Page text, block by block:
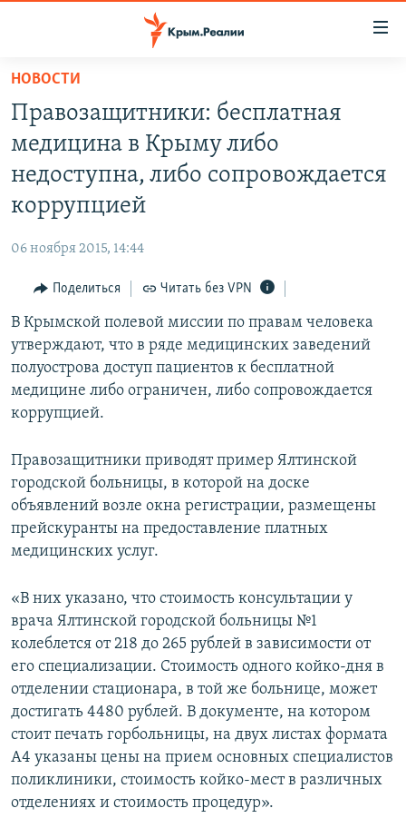
Вернуться
основному
содержанию
главной
Вернутся
поиску
СПЕЦПРОЕКТЫ
КАРТА ВОЕННЫХ ОБЪЕКТОВ КРЫМА
ИНТЕРАКТИВ
ИНФОГРАФИКА
ТЕЛЕПРОЕКТ КРЫМ.РЕАЛИИ
СОВЕТЫ ПРАВОЗАЩИТНИКОВ
ПРОПАВШИЕ БЕЗ ВЕСТИ
ПОБЕДИТЕЛЕЙ НЕ СУДЯТ?
КРЫМ.НЕПОКОРЕННЫЙ
ELIFBE
УКРАИНСКАЯ ПРОБЛЕМА КРЫМА
РАДІО СВОБОДА
КАК ОБОЙТИ БЛОКИРОВКУ
Українською
Qırımtatar
ПРИСОЕДИНЯЙТЕСЬ!
Все сайты RFE/RL
НОВОСТИ
Правозащитники: бесплатная
медицина в Крыму либо
недоступна, либо сопровождается
коррупцией
06 ноября 2015, 14:44
Поделиться Читать без VPN
В Крымской полевой миссии по правам человека
утверждают, что в ряде медицинских заведений
полуострова доступ пациентов к бесплатной
медицине либо ограничен, либо сопровождается
коррупцией.
Правозащитники приводят пример Ялтинской
городской больницы, в которой на доске
объявлений возле окна регистрации, размещены
прейскуранты на предоставление платных
медицинских услуг.
«В них указано, что стоимость консультации у
врача Ялтинской городской больницы №1
колеблется от 218 до 265 рублей в зависимости от
его специализации. Стоимость одного койко-дня в
отделении стационара, в той же больнице, может
достигать 4480 рублей. В документе, на котором
стоит печать горбольницы, на двух листах формата
А4 указаны цены на прием основных специалистов
поликлиники, стоимость койко-мест в различных
отделениях и стоимость процедур».